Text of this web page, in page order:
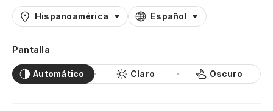
Hispanoamérica Español
Pantalla
Automático Claro Oscuro